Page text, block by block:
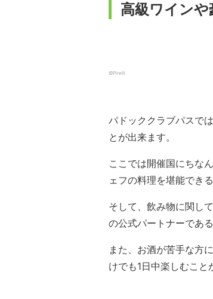
高級ワインや
©Pirelli
パドッククラブパスで
とが出来ます。
ここでは開催国にちな
ェフの料理を堪能できる
そして、飲み物に関し
の公式パートナーであ
また、お酒が苦手な方
けでも1日中楽しむこと